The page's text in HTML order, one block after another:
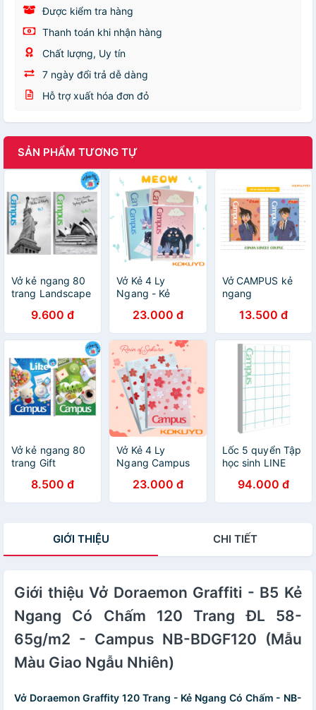
Được kiểm tra hàng
Thanh toán khi nhận hàng
Chất lượng, Uy tín
7 ngày đổi trả dễ dàng
Hỗ trợ xuất hóa đơn đỏ
SẢN PHẨM TƯƠNG TỰ
Vở kẻ ngang 80
trang Landscape
9.600 đ
Vở Kẻ 4 Ly
Ngang - Kẻ
Meow 120-200
Trang Khổ A5/B5
Campus
23.000 đ
Vở CAMPUS kẻ
ngang
CONAN, Tập kẻ
ngang Conan -
Soleil Home
13.500 đ
Vở kẻ ngang 80
trang Gift
8.500 đ
Vở Kẻ 4 Ly
Ngang Campus
Sakura 200
Trang Khổ A5/B5
23.000 đ
Lốc 5 quyển Tập
học sinh LINE
khổ A5 - Campus
94.000 đ
GIỚI THIỆU CHI TIẾT
Giới thiệu Vở Doraemon Graffiti - B5 Kẻ
Ngang Có Chấm 120 Trang ĐL 58-
65g/m2 - Campus NB-BDGF120 (Mẫu
Màu Giao Ngẫu Nhiên)
Vở Doraemon Graffity 120 Trang - Kẻ Ngang Có Chấm - NB-